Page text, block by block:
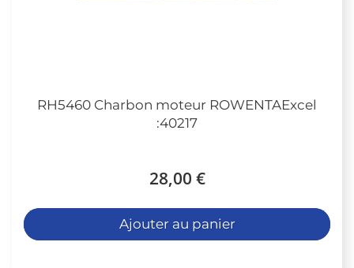
RH5460 Charbon moteur ROWENTAExcel
:40217
28,00 €
Ajouter au panier